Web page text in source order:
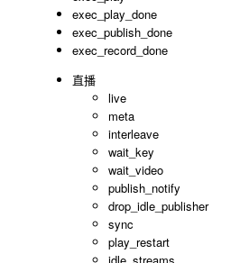
exec_play_done
exec_publish_done
exec_record_done
直播
live
meta
interleave
wait_key
wait_video
publish_notify
drop_idle_publisher
sync
play_restart